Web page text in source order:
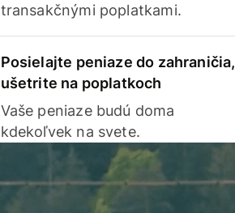
transakčnými poplatkami.
Posielajte peniaze do zahraničia,
ušetrite na poplatkoch
Vaše peniaze budú doma
kdekoľvek na svete.